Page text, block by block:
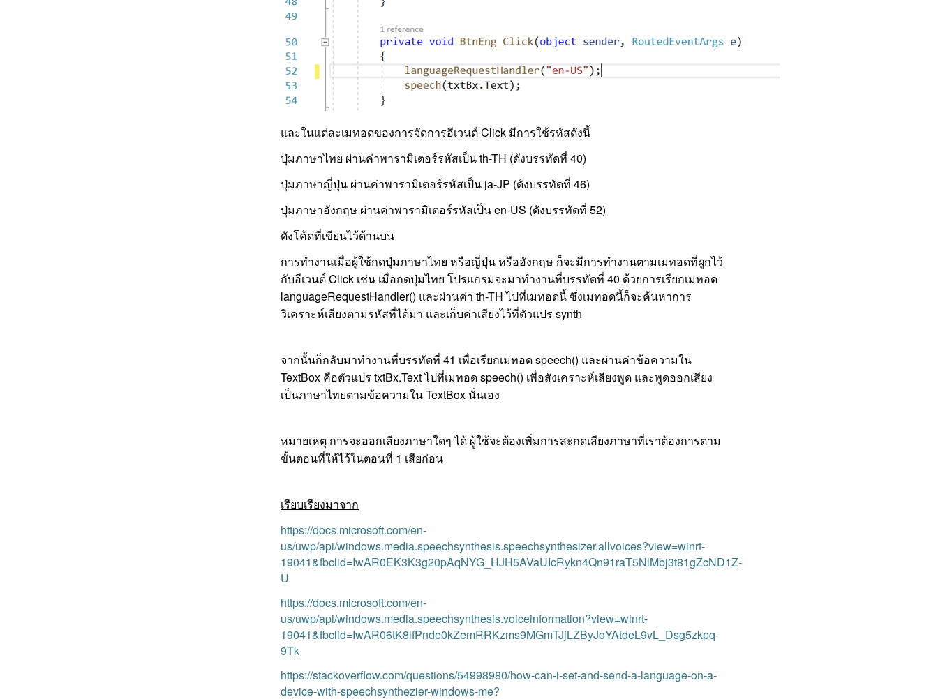
และในแต่ละเมทอดของการจัดการอีเวนต์ Click มีการใช้รหัสดังนี้
ปุ่มภาษาไทย ผ่านค่าพารามิเตอร์รหัสเป็น th-TH (ดังบรรทัดที่ 40)
ปุ่มภาษาญี่ปุ่น ผ่านค่าพารามิเตอร์รหัสเป็น ja-JP (ดังบรรทัดที่ 46)
ปุ่มภาษาอังกฤษ ผ่านค่าพารามิเตอร์รหัสเป็น en-US (ดังบรรทัดที่ 52)
ดังโค้ดที่เขียนไว้ด้านบน
การทำงานเมื่อผู้ใช้กดปุ่มภาษาไทย หรือญี่ปุ่น หรืออังกฤษ ก็จะมีการทำงานตามเมทอดที่ผูกไว้
กับอีเวนต์ Click เช่น เมื่อกดปุ่มไทย โปรแกรมจะมาทำงานที่บรรทัดที่ 40 ด้วยการเรียกเมทอด
languageRequestHandler() และผ่านค่า th-TH ไปที่เมทอดนี้ ซึ่งเมทอดนี้ก็จะค้นหาการ
วิเคราะห์เสียงตามรหัสที่ได้มา และเก็บค่าเสียงไว้ที่ตัวแปร synth
จากนั้นก็กลับมาทำงานที่บรรทัดที่ 41 เพื่อเรียกเมทอด speech() และผ่านค่าข้อความใน
TextBox คือตัวแปร txtBx.Text ไปที่เมทอด speech() เพื่อสังเคราะห์เสียงพูด และพูดออกเสียง
เป็นภาษาไทยตามข้อความใน TextBox นั่นเอง
หมายเหตุ การจะออกเสียงภาษาใดๆ ได้ ผู้ใช้จะต้องเพิ่มการสะกดเสียงภาษาที่เราต้องการตาม
ขั้นตอนที่ให้ไว้ในตอนที่ 1 เสียก่อน
เรียบเรียงมาจาก
https://docs.microsoft.com/en-
us/uwp/api/windows.media.speechsynthesis.speechsynthesizer.allvoices?view=winrt-
19041&fbclid=IwAR0EK3K3g20pAqNYG_HJH5AVaUIcRykn4Qn91raT5NlMbj3t81gZcND1Z-
U
https://docs.microsoft.com/en-
us/uwp/api/windows.media.speechsynthesis.voiceinformation?view=winrt-
19041&fbclid=IwAR06tK8lfPnde0kZemRRKzms9MGmTJjLZByJoYAtdeL9vL_Dsg5zkpq-
9Tk
https://stackoverflow.com/questions/54998980/how-can-i-set-and-send-a-language-on-a-
device-with-speechsynthezier-windows-me?